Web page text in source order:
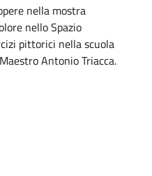
nella mostra
nello Spazio
pittorici nella scuola
Antonio Triacca.